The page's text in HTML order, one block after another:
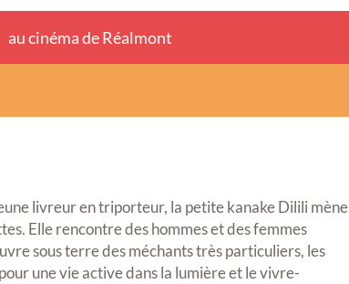
au cinéma de Réalmont
livreur en triporteur, la petite kanake Dilili mène
Elle rencontre des hommes et des femmes
sous terre des méchants très particuliers, les
une vie active dans la lumière et le vivre-